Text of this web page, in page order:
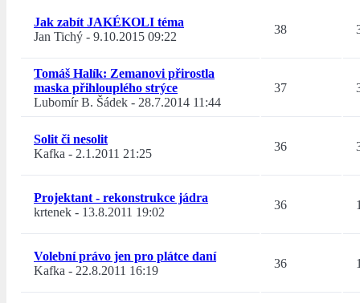
Jak zabít JAKÉKOLI téma
Jan Tichý - 9.10.2015 09:22
38
Tomáš Halík: Zemanovi přirostla
maska přihlouplého strýce
Lubomír B. Šádek - 28.7.2014 11:44
37
Solit či nesolit
Kafka - 2.1.2011 21:25
36
Projektant - rekonstrukce jádra
krtenek - 13.8.2011 19:02
36
Volební právo jen pro plátce daní
Kafka - 22.8.2011 16:19
36